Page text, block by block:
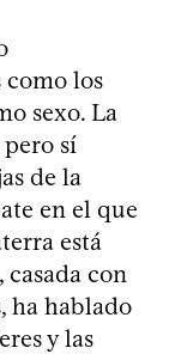
como los
sexo. La
sí
de la
en el que
está
con
ha hablado
y las